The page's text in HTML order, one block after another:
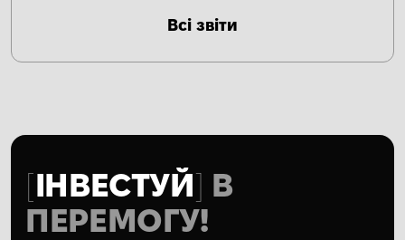
Всі звіти
ІНВЕСТУЙ В
ПЕРЕМОГУ!